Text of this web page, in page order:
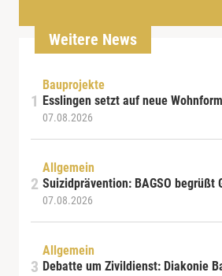
Weitere News
Bauprojekte
Esslingen setzt auf neue
07.08.2026
Allgemein
Suizidprävention: BAGSO begrüßt
07.08.2026
Allgemein
Debatte um Zivildienst: Diakonie